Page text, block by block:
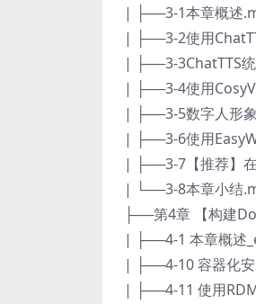
| ├──3-1本章概述
| ├──3-2使用
| ├──3-3ChatTTS
| ├──3-4使用
| ├──3-5数字人形
| ├──3-6使用
| ├──3-7【推荐】
| └──3-8本章小结
├──第4章 【构建
| ├──4-1 本章概述
| ├──4-10 容器化
| ├──4-11 使用